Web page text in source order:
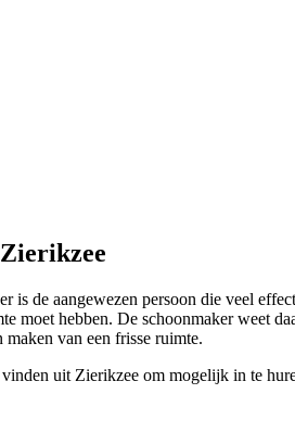
de aangewezen persoon die veel
hebben. De schoonmaker weet
van een frisse ruimte.
uit Zierikzee om mogelijk in te